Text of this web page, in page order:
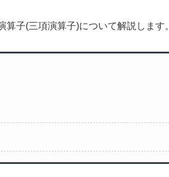
子(三項演算子)について解説します。